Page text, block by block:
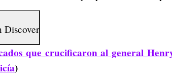
Discover
que crucificaron al general
)